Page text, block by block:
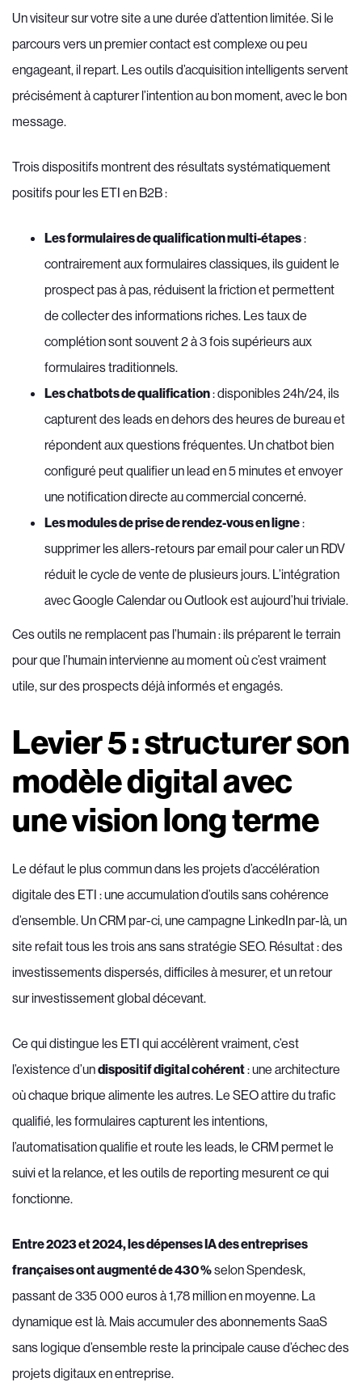
Un visiteur sur votre site a une durée d’attention limitée. Si le
parcours vers un premier contact est complexe ou peu
engageant, il repart. Les outils d’acquisition intelligents servent
précisément à capturer l’intention au bon moment, avec le bon
message.
Trois dispositifs montrent des résultats systématiquement
positifs pour les ETI en B2B :
Les formulaires de qualification multi-étapes:
contrairement aux formulaires classiques, ils guident le
prospect pas à pas, réduisent la friction et permettent
de collecter des informations riches. Les taux de
complétion sont souvent 2 à 3 fois supérieurs aux
formulaires traditionnels.
Les chatbots de qualification: disponibles 24h/24, ils
capturent des leads en dehors des heures de bureau et
répondent aux questions fréquentes. Un chatbot bien
configuré peut qualifier un lead en 5 minutes et envoyer
une notification directe au commercial concerné.
Les modules de prise de rendez-vous en ligne:
supprimer les allers-retours par email pour caler un RDV
réduit le cycle de vente de plusieurs jours. L’intégration
avec Google Calendar ou Outlook est aujourd’hui triviale.
Ces outils ne remplacent pas l’humain : ils préparent le terrain
pour que l’humain intervienne au moment où c’est vraiment
utile, sur des prospects déjà informés et engagés.
Levier 5 : structurer son
modèle digital avec
une vision long terme
Le défaut le plus commun dans les projets d’accélération
digitale des ETI : une accumulation d’outils sans cohérence
d’ensemble. Un CRM par-ci, une campagne LinkedIn par-là, un
site refait tous les trois ans sans stratégie SEO. Résultat : des
investissements dispersés, difficiles à mesurer, et un retour
sur investissement global décevant.
Ce qui distingue les ETI qui accélèrent vraiment, c’est
l’existence d’undispositif digital cohérent: une architecture
où chaque brique alimente les autres. Le SEO attire du trafic
qualifié, les formulaires capturent les intentions,
l’automatisation qualifie et route les leads, le CRM permet le
suivi et la relance, et les outils de reporting mesurent ce qui
fonctionne.
Entre 2023 et 2024, les dépenses IA des entreprises
françaises ont augmenté de 430 %selon Spendesk,
passant de 335 000 euros à 1,78 million en moyenne. La
dynamique est là. Mais accumuler des abonnements SaaS
sans logique d’ensemble reste la principale cause d’échec des
projets digitaux en entreprise.